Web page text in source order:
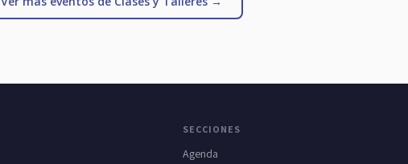
SECCIONES
Agenda